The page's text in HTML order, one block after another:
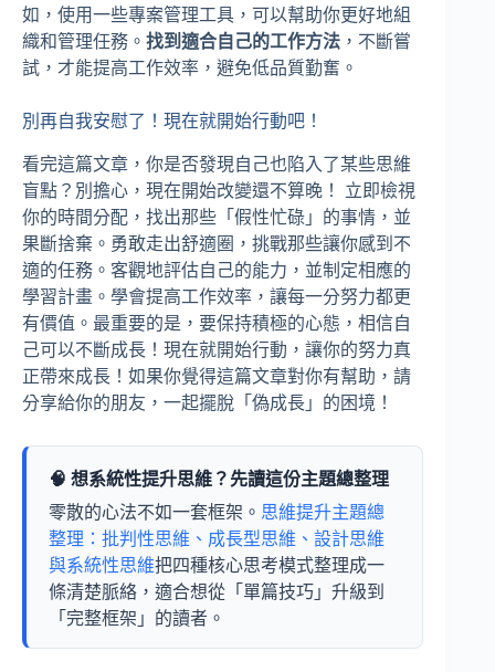
如，使用一些專案管理工具，可以幫助你更好地組
織和管理任務。 找到適合自己的工作方法 ，不斷嘗
試，才能提高工作效率，避免低品質勤奮。
別再自我安慰了！現在就開始行動吧！
看完這篇文章，你是否發現自己也陷入了某些思維
盲點？別擔心，現在開始改變還不算晚！ 立即檢視
你的時間分配，找出那些「假性忙碌」的事情，並
果斷捨棄。勇敢走出舒適圈，挑戰那些讓你感到不
適的任務。客觀地評估自己的能力，並制定相應的
學習計畫。學會提高工作效率，讓每一分努力都更
有價值。最重要的是，要保持積極的心態，相信自
己可以不斷成長！現在就開始行動，讓你的努力真
正帶來成長！如果你覺得這篇文章對你有幫助，請
分享給你的朋友，一起擺脫「偽成長」的困境！
🧠 想系統性提升思維？先讀這份主題總整理
零散的心法不如一套框架。 思維提升主題總
整理：批判性思維、成長型思維、設計思維
與系統性思維把四種核心思考模式整理成一
條清楚脈絡，適合想從「單篇技巧」升級到
「完整框架」的讀者。